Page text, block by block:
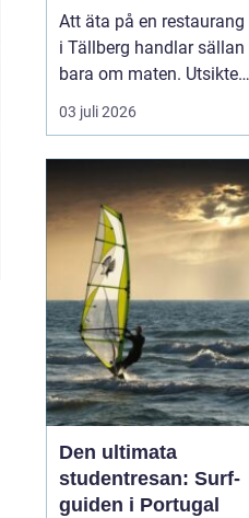
Att äta på en restaurang
i Tällberg handlar sällan
bara om maten. Utsikten
över Siljan, de faluröda
gårdarna och den tydliga
gör varje måltid till en
helhetsupplevelse.
Samtidigt har byn
utvecklats till ett litet
kulinariskt na...
03 juli 2026
Den ultimata
studentresan: Surf-
guiden i Portugal